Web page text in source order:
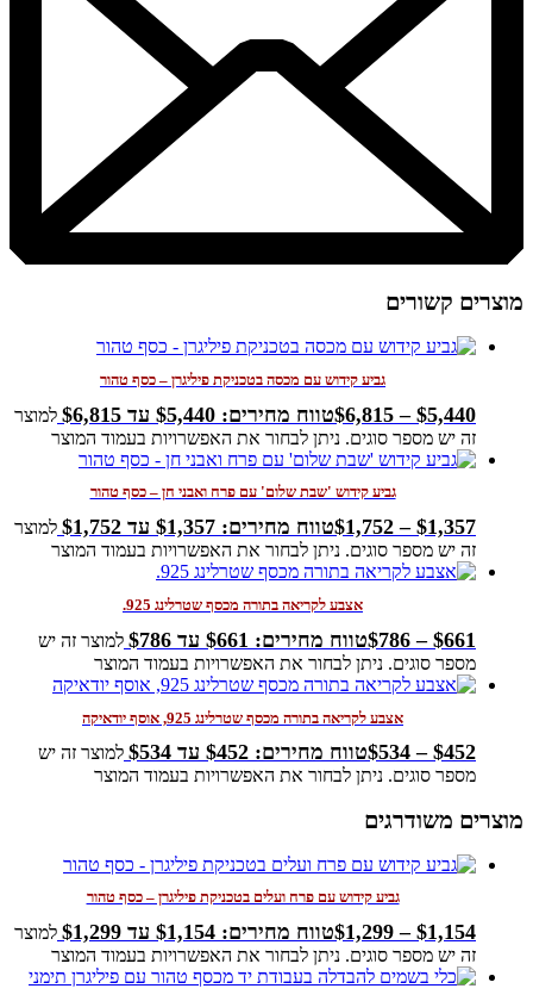
מוצרים קשורים
גביע קידוש עם מכסה בטכניקת פיליגרן – כסף טהור
$5,440
–
$6,815 טווח מחירים: ⁦$5,440⁩ עד ⁦$6,815⁩
למוצר
זה יש מספר סוגים. ניתן לבחור את האפשרויות בעמוד המוצר
גביע קידוש 'שבת שלום' עם פרח ואבני חן – כסף טהור
$1,357
–
$1,752 טווח מחירים: ⁦$1,357⁩ עד ⁦$1,752⁩
למוצר
זה יש מספר סוגים. ניתן לבחור את האפשרויות בעמוד המוצר
אצבע לקריאה בתורה מכסף שטרלינג 925.
$661
–
$786 טווח מחירים: ⁦$661⁩ עד ⁦$786⁩
למוצר זה יש
מספר סוגים. ניתן לבחור את האפשרויות בעמוד המוצר
אצבע לקריאה בתורה מכסף שטרלינג 925, אוסף יודאיקה
$452
–
$534 טווח מחירים: ⁦$452⁩ עד ⁦$534⁩
למוצר זה יש
מספר סוגים. ניתן לבחור את האפשרויות בעמוד המוצר
מוצרים משודרגים
גביע קידוש עם פרח ועלים בטכניקת פיליגרן – כסף טהור
$1,154
–
$1,299 טווח מחירים: ⁦$1,154⁩ עד ⁦$1,299⁩
למוצר
זה יש מספר סוגים. ניתן לבחור את האפשרויות בעמוד המוצר